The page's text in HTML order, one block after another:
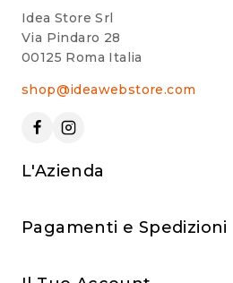
Idea Store Srl
Via Pindaro 28
00125 Roma Italia
shop@ideawebstore.com
L'Azienda
Pagamenti e Spedizioni